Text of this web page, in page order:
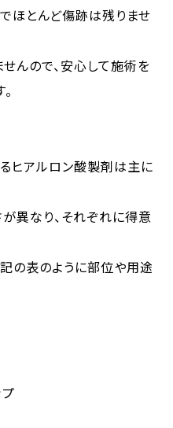
ほとんど傷跡は残りませ
んので、安心して施術を
ヒアルロン酸製剤は主に
異なり、それぞれに得意
の表のように部位や用途